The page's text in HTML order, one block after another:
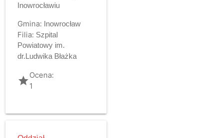
Inowrocławiu
Gmina: Inowrocław
Filia: Szpital
Powiatowy im.
dr.Ludwika Błażka
gradeOcena:
1